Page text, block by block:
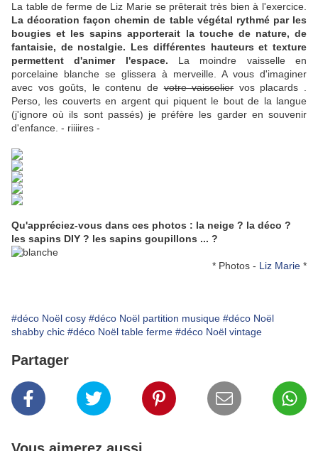
La table de ferme de Liz Marie se prêterait très bien à l'exercice.
La décoration façon chemin de table végétal rythmé par les
bougies et les sapins apporterait la touche de nature, de
fantaisie, de nostalgie. Les différentes hauteurs et texture
permettent d'animer l'espace. La moindre vaisselle en
porcelaine blanche se glissera à merveille. A vous d'imaginer
avec vos goûts, le contenu devotre vaisseliervos placards .
Perso, les couverts en argent qui piquent le bout de la langue
(j'ignore où ils sont passés) je préfère les garder en souvenir
d'enfance. - riiiires -
Qu'appréciez-vous dans ces photos : la neige ? la déco ?
les sapins DIY ? les sapins goupillons ... ?
* Photos - Liz Marie *
#déco Noël cosy #déco Noël partition musique #déco Noël
shabby chic #déco Noël table ferme #déco Noël vintage
Partager